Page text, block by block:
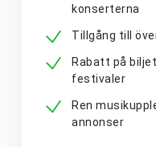
konserterna
Tillgång till
Rabatt på
festivaler
Ren
annonser